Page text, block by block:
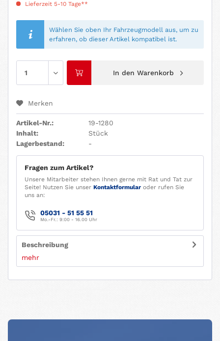
Lieferzeit 5-10 Tage**
Wählen Sie oben Ihr Fahrzeugmodell aus, um zu
erfahren, ob dieser Artikel kompatibel ist.
In den Warenkorb
Merken
Artikel-Nr.:
19-1280
Inhalt:
Stück
Lagerbestand:
-
Fragen zum Artikel?
Unsere Mitarbeiter stehen Ihnen gerne mit Rat und Tat zur
Seite! Nutzen Sie unser Kontaktformular oder rufen Sie
uns an:
05031 - 51 55 51
Mo.-Fr.: 9:00 - 16.00 Uhr
Beschreibung
mehr